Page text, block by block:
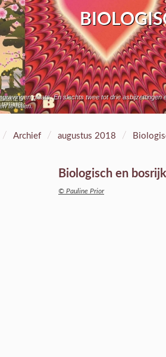
plaats. En slechts twee tot drie
te halen.
/ Archief / augustus 2018 /
Biologisch en bosrijk
© Pauline Prior